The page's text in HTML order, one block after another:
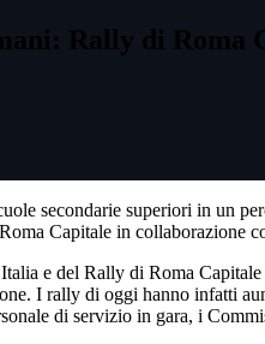
Rally di Roma
secondarie superiori in un
Capitale in
e del Rally di Roma
I rally di oggi hanno infatti
di servizio in gara, i